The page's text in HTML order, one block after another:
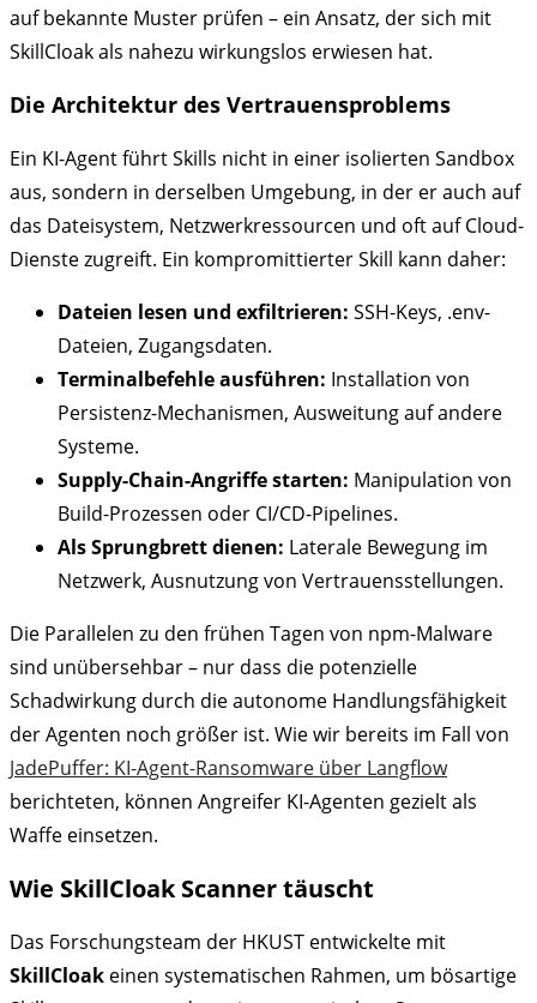
auf bekannte Muster prüfen – ein Ansatz, der sich mit
SkillCloak als nahezu wirkungslos erwiesen hat.
Die Architektur des Vertrauensproblems
Ein KI-Agent führt Skills nicht in einer isolierten Sandbox
aus, sondern in derselben Umgebung, in der er auch auf
das Dateisystem, Netzwerkressourcen und oft auf Cloud-
Dienste zugreift. Ein kompromittierter Skill kann daher:
Dateien lesen und exfiltrieren: SSH-Keys, .env-
Dateien, Zugangsdaten.
Terminalbefehle ausführen: Installation von
Persistenz-Mechanismen, Ausweitung auf andere
Systeme.
Supply-Chain-Angriffe starten: Manipulation von
Build-Prozessen oder CI/CD-Pipelines.
Als Sprungbrett dienen: Laterale Bewegung im
Netzwerk, Ausnutzung von Vertrauensstellungen.
Die Parallelen zu den frühen Tagen von npm-Malware
sind unübersehbar – nur dass die potenzielle
Schadwirkung durch die autonome Handlungsfähigkeit
der Agenten noch größer ist. Wie wir bereits im Fall von
JadePuffer: KI-Agent-Ransomware über Langflow
berichteten, können Angreifer KI-Agenten gezielt als
Waffe einsetzen.
Wie SkillCloak Scanner täuscht
Das Forschungsteam der HKUST entwickelte mit
SkillCloak einen systematischen Rahmen, um bösartige